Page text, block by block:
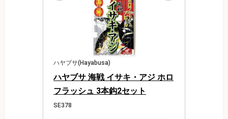
ハヤブサ(Hayabusa)
ハヤブサ 海戦 イサキ・アジ ホロ
フラッシュ 3本鈎2セット
SE378